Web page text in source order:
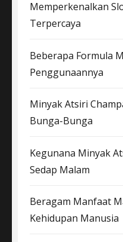
Memperkenalkan
Terpercaya
Beberapa Formula
Penggunaannya
Minyak Atsiri
Bunga-Bunga
Kegunana Minyak
Sedap Malam
Beragam Manfaat
Kehidupan Manusia